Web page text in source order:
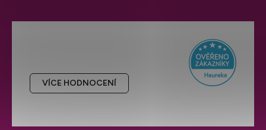
VÍCE HODNOCENÍ